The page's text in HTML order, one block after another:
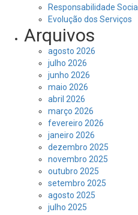
Responsabilidade Social
Evolução dos Serviços
Arquivos
agosto 2026
julho 2026
junho 2026
maio 2026
abril 2026
março 2026
fevereiro 2026
janeiro 2026
dezembro 2025
novembro 2025
outubro 2025
setembro 2025
agosto 2025
julho 2025